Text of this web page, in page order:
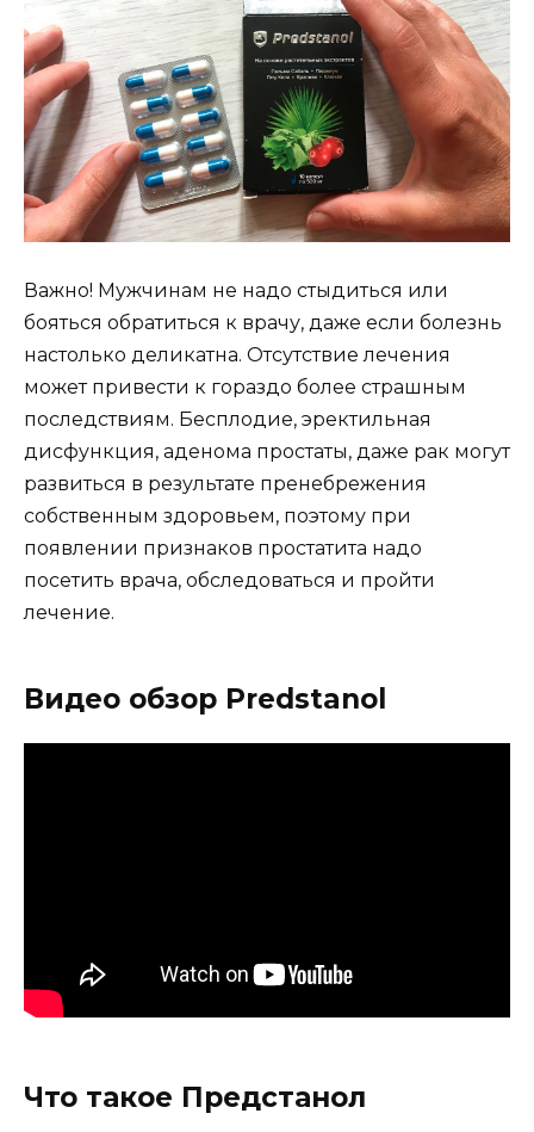
Важно! Мужчинам не надо стыдиться или
бояться обратиться к врачу, даже если болезнь
настолько деликатна. Отсутствие лечения
может привести к гораздо более страшным
последствиям. Бесплодие, эректильная
дисфункция, аденома простаты, даже рак могут
развиться в результате пренебрежения
собственным здоровьем, поэтому при
появлении признаков простатита надо
посетить врача, обследоваться и пройти
лечение.
Видео обзор Predstanol
Что такое Предстанол